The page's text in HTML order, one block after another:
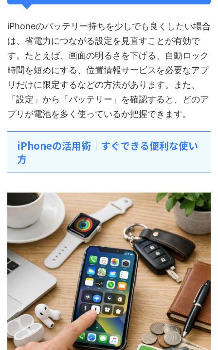
iPhoneのバッテリー持ちを少しでも良くしたい場合
は、省電力につながる設定を見直すことが有効で
す。たとえば、画面の明るさを下げる、自動ロック
時間を短めにする、位置情報サービスを必要なアプ
リだけに限定するなどの方法があります。また、
「設定」から「バッテリー」を確認すると、どのア
プリが電池を多く使っているか把握できます。
iPhoneの活用術｜すぐできる便利な使い
方